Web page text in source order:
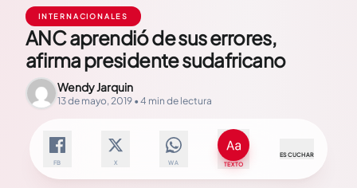
INTERNACIONALES
ANC aprendió de sus errores,
afirma presidente sudafricano
Wendy Jarquin
13 de mayo, 2019 • 4 min de lectura
FB X WA TEXTO
ESCUCHAR